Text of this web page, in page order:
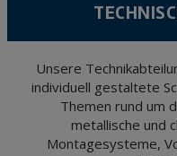
Unsere
individuell gestaltete
Themen rund um
metallische und
Montagesysteme,